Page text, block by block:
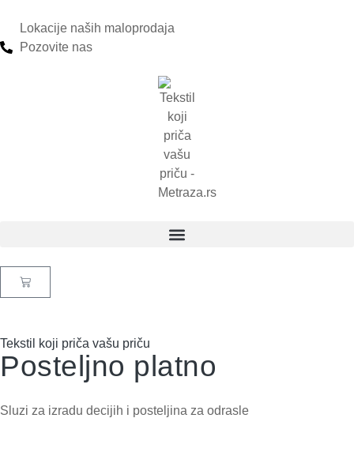
Lokacije naših maloprodaja
Pozovite nas
Tekstil koji priča vašu priču
Posteljno platno
Sluzi za izradu decijih i posteljina za odrasle